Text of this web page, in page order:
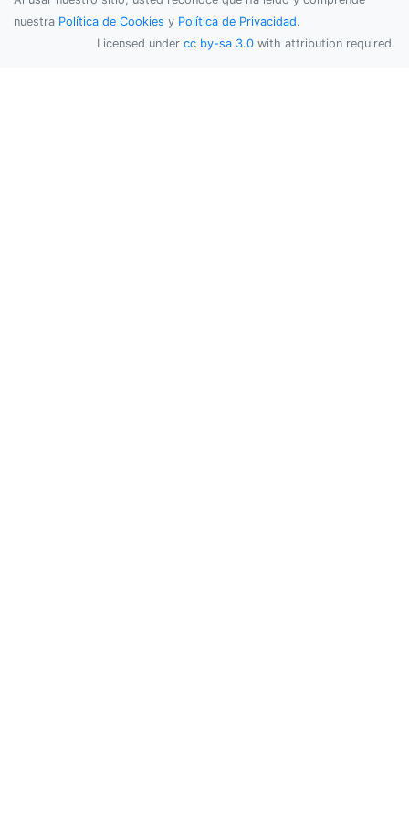
nuestra Política de Cookies y Política de Privacidad.
Licensed under cc by-sa 3.0 with attribution required.